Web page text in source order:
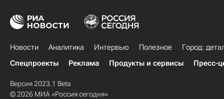
Новости Аналитика Интервью Полезное
Город:
Спецпроекты
Реклама Продукты и сервисы Пресс-
Версия 2023.1 Beta
© 2026 МИА «Россия сегодня»